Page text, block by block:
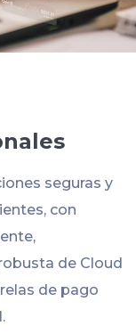
seguras y
con
de Cloud
de pago